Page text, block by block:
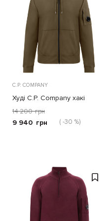
C.P. COMPANY
Худі C.P. Company хакі
14 200 грн
9 940 грн ( -30 %)